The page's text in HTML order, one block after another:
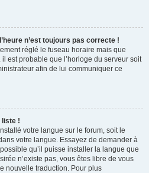
n’est toujours pas correcte !
réglé le fuseau horaire mais que
il est probable que l’horloge du serveur soit
afin de lui communiquer ce
liste !
votre langue sur le forum, soit le
votre langue. Essayez de demander à
qu’il puisse installer la langue que
n’existe pas, vous êtes libre de vous
nouvelle traduction. Pour plus